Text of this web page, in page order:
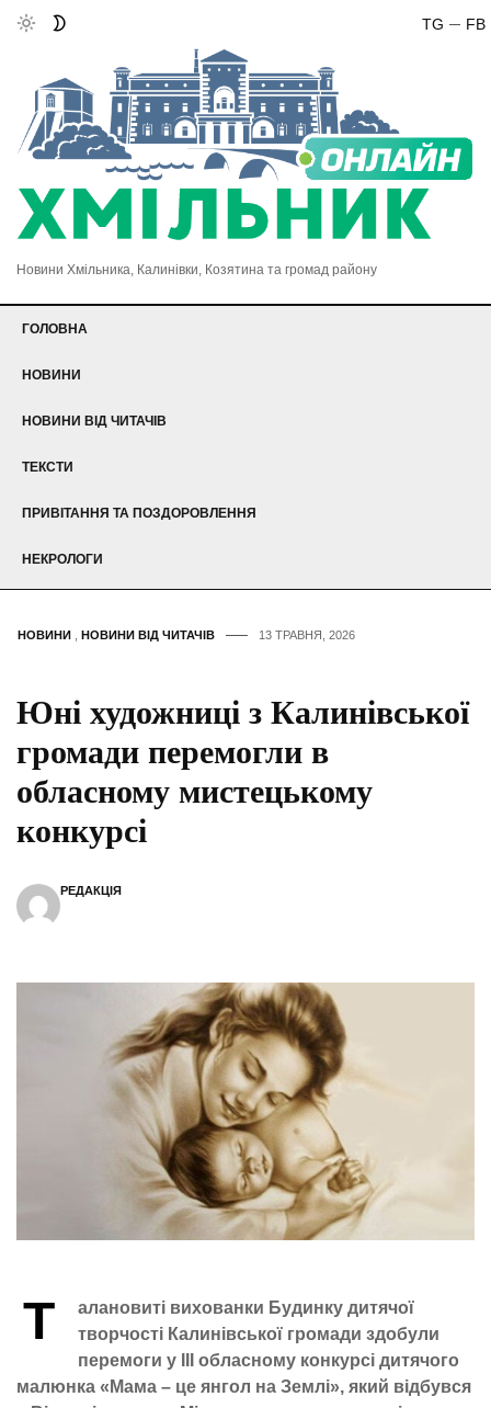
FB
TG
Новини Хмільника, Калинівки, Козятина та громад району
ГОЛОВНА
НОВИНИ
НОВИНИ ВІД ЧИТАЧІВ
ТЕКСТИ
ПРИВІТАННЯ ТА ПОЗДОРОВЛЕННЯ
НЕКРОЛОГИ
НОВИНИ НОВИНИ ВІД ЧИТАЧІВ 13 ТРАВНЯ, 2026
Юні художниці з Калинівської
громади перемогли в
обласному мистецькому
конкурсі
РЕДАКЦІЯ
Т
алановиті вихованки Будинку дитячої
творчості Калинівської громади здобули
перемоги у ІІІ обласному конкурсі дитячого
малюнка «Мама – це янгол на Землі», який відбувся